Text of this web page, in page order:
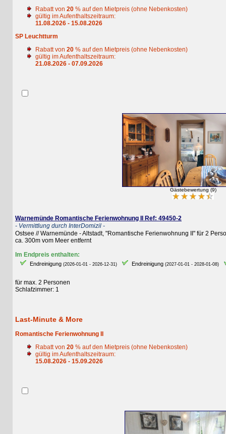
Rabatt von20% auf den Mietpreis (ohne Nebenkosten)
gültig im Aufenthaltszeitraum:
11.08.2026 - 15.08.2026
SP Leuchtturm
Rabatt von20% auf den Mietpreis (ohne Nebenkosten)
gültig im Aufenthaltszeitraum:
21.08.2026 - 07.09.2026
Gästebewertung (9)
Warnemünde Romantische Ferienwohnung II Ref: 49450-2
- Vermittlung durch InterDomizil -
Ostsee // Warnemünde - Altstadt, "Romantische Ferienwohnung II" für 2
ca. 300m vom Meer entfernt
Im Endpreis enthalten:
Endreinigung(2026-01-01 - 2026-12-31) Endreinigung(2027-01-01 - 2028-01-08)
für max. 2 Personen
Schlafzimmer: 1
Last-Minute & More
Romantische Ferienwohnung II
Rabatt von20% auf den Mietpreis (ohne Nebenkosten)
gültig im Aufenthaltszeitraum:
15.08.2026 - 15.09.2026